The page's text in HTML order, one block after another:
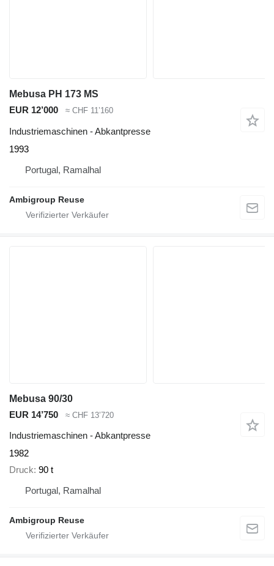
Mebusa PH 173 MS
EUR 12’000
≈ CHF 11’160
Industriemaschinen - Abkantpresse
1993
Portugal, Ramalhal
Ambigroup Reuse
Mebusa 90/30
EUR 14’750
≈ CHF 13’720
Industriemaschinen - Abkantpresse
1982
Druck 90 t
Portugal, Ramalhal
Ambigroup Reuse